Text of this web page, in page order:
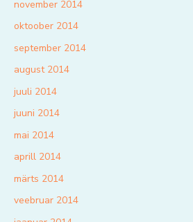
november 2014
oktoober 2014
september 2014
august 2014
juuli 2014
juuni 2014
mai 2014
aprill 2014
märts 2014
veebruar 2014